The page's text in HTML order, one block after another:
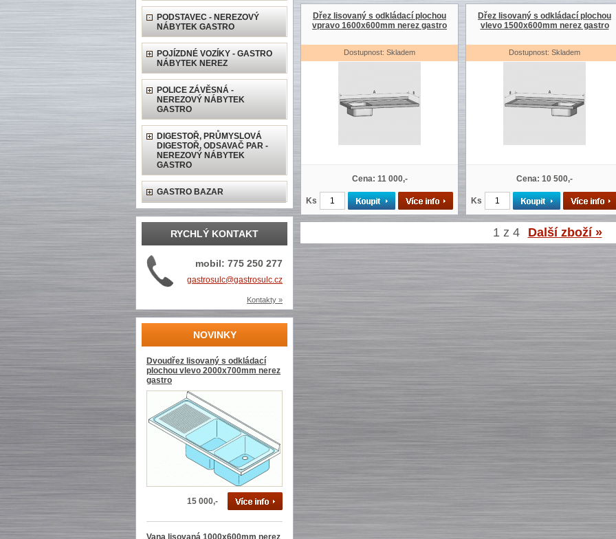
PODSTAVEC - NEREZOVÝ
NÁBYTEK GASTRO
POJÍZDNÉ VOZÍKY - GASTRO
NÁBYTEK NEREZ
POLICE ZÁVĚSNÁ -
NEREZOVÝ NÁBYTEK
GASTRO
DIGESTOŘ, PRŮMYSLOVÁ
DIGESTOŘ, ODSAVAČ PAR -
NEREZOVÝ NÁBYTEK
GASTRO
GASTRO BAZAR
RYCHLÝ KONTAKT
mobil: 775 250 277
gastrosulc@gastrosulc.cz
Kontakty »
NOVINKY
Dvoudřez lisovaný s odkládací
plochou vlevo 2000x700mm nerez
gastro
15 000,-
Vana lisovaná 1000x600mm nerez
Dřez lisovaný s odkládací plochou
vpravo 1600x600mm nerez gastro
Dostupnost: Skladem
Cena: 11 000,-
Ks
Dřez lisovaný s odkládací plochou
vlevo 1500x600mm nerez gastro
Dostupnost: Skladem
Cena: 10 500,-
Ks
1 z 4 Další zboží »